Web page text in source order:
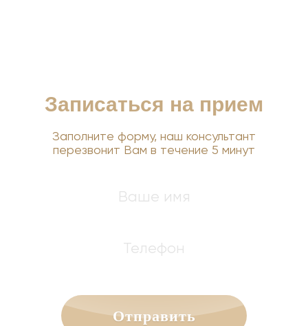
Записаться на прием
Заполните форму, наш консультант
перезвонит Вам в течение 5 минут
Отправить